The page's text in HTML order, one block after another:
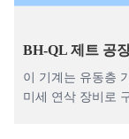
BH-QL 제트 공
이 기계는 유동층
미세 연삭 장비로